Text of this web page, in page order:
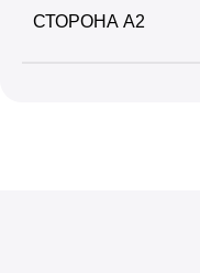
СТОРОНА A2